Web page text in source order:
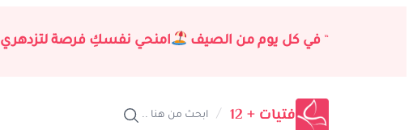
“ في كل يوم من الصيف امنحي نفسكِ فرصة لتزدهري
فتيات + 12 / ابحث من هنا ..